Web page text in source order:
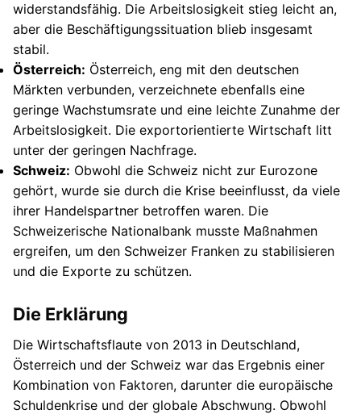
widerstandsfähig. Die Arbeitslosigkeit stieg leicht an,
aber die Beschäftigungssituation blieb insgesamt
stabil.
Österreich: Österreich, eng mit den deutschen
Märkten verbunden, verzeichnete ebenfalls eine
geringe Wachstumsrate und eine leichte Zunahme der
Arbeitslosigkeit. Die exportorientierte Wirtschaft litt
unter der geringen Nachfrage.
Schweiz: Obwohl die Schweiz nicht zur Eurozone
gehört, wurde sie durch die Krise beeinflusst, da viele
ihrer Handelspartner betroffen waren. Die
Schweizerische Nationalbank musste Maßnahmen
ergreifen, um den Schweizer Franken zu stabilisieren
und die Exporte zu schützen.
Die Erklärung
Die Wirtschaftsflaute von 2013 in Deutschland,
Österreich und der Schweiz war das Ergebnis einer
Kombination von Faktoren, darunter die europäische
Schuldenkrise und der globale Abschwung. Obwohl